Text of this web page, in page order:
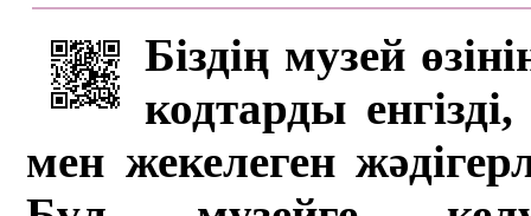
Біздің музей
кодтарды
мен жекелеген